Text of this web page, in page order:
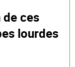
ces
lourdes